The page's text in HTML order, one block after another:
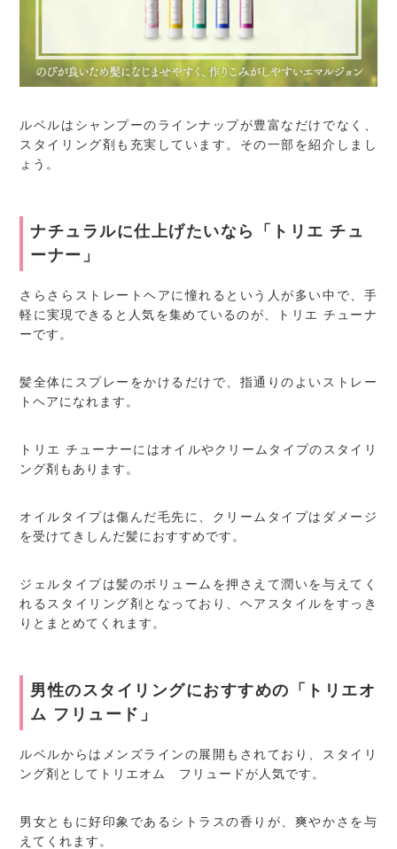
ルベルはシャンプーのラインナップが豊富なだけでなく、
スタイリング剤も充実しています。その一部を紹介しまし
ょう。
ナチュラルに仕上げたいなら「トリエ チュ
ーナー」
さらさらストレートヘアに憧れるという人が多い中で、手
軽に実現できると人気を集めているのが、トリエ チューナ
ーです。
髪全体にスプレーをかけるだけで、指通りのよいストレー
トヘアになれます。
トリエ チューナーにはオイルやクリームタイプのスタイリ
ング剤もあります。
オイルタイプは傷んだ毛先に、クリームタイプはダメージ
を受けてきしんだ髪におすすめです。
ジェルタイプは髪のボリュームを押さえて潤いを与えてく
れるスタイリング剤となっており、ヘアスタイルをすっき
りとまとめてくれます。
男性のスタイリングにおすすめの「トリエオ
ム フリュード」
ルベルからはメンズラインの展開もされており、スタイリ
ング剤としてトリエオム フリュードが人気です。
男女ともに好印象であるシトラスの香りが、爽やかさを与
えてくれます。